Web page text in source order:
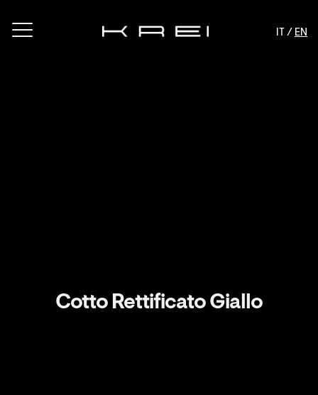
IT / EN
Cotto Rettificato Giallo